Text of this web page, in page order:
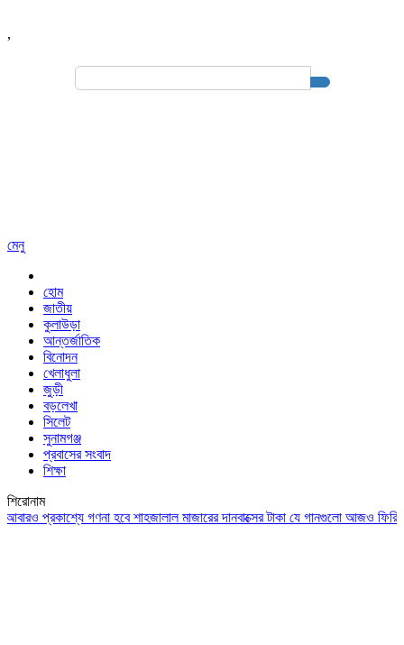
,
Search
মেনু
হোম
জাতীয়
কুলাউড়া
আন্তর্জাতিক
বিনোদন
খেলাধুলা
জুড়ী
বড়লেখা
সিলেট
সুনামগঞ্জ
প্রবাসের সংবাদ
শিক্ষা
শিরোনাম
প্রকাশ্যে গণনা হবে শাহজালাল মাজারের দানবাক্সের টাকাযে গানগুলো আজও ফিরিয়ে নেয়